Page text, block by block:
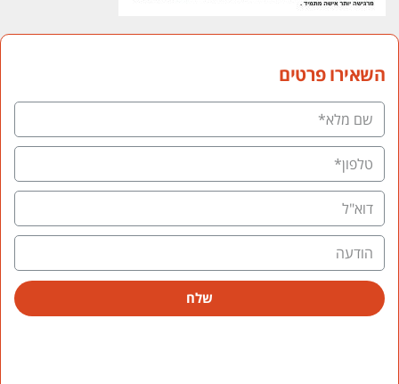
השאירו פרטים
שלח